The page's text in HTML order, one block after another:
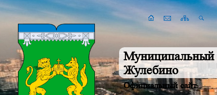
Муниципальный
Жулебино
Официальный сайт